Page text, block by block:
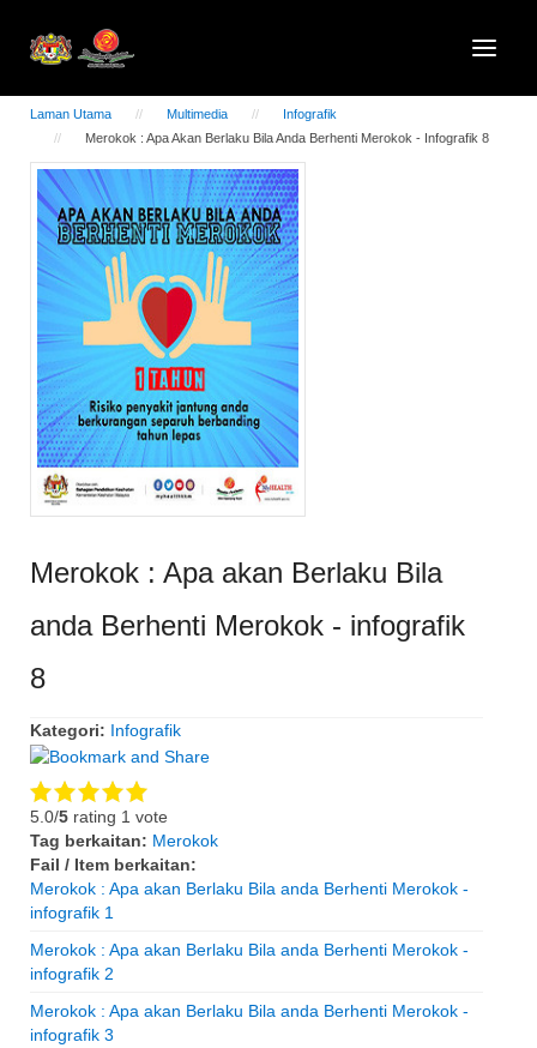
Laman Utama Multimedia
Infografik
Merokok : Apa Akan Berlaku Bila Anda Berhenti Merokok - Infografik 8
Merokok : Apa akan Berlaku Bila
anda Berhenti Merokok - infografik
8
Kategori: Infografik
5.0/5 rating 1 vote
Tag berkaitan: Merokok
Fail / Item berkaitan:
Merokok : Apa akan Berlaku Bila anda Berhenti Merokok -
infografik 1
Merokok : Apa akan Berlaku Bila anda Berhenti Merokok -
infografik 2
Merokok : Apa akan Berlaku Bila anda Berhenti Merokok -
infografik 3